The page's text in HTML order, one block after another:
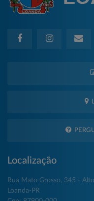
Localização
Rua Mato Grosso, 345 -
Loanda-PR